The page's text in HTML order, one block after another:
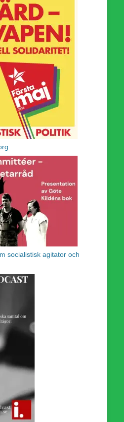
socialistisk agitator och